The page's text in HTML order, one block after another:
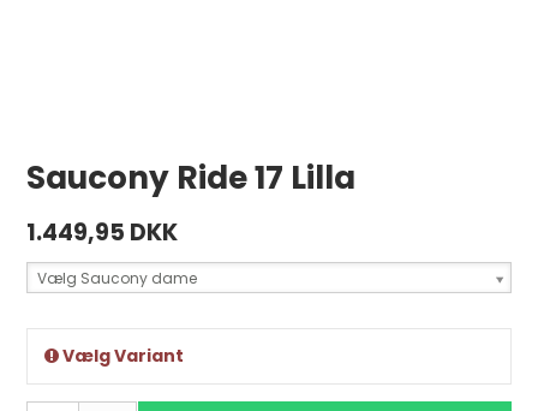
Saucony Ride 17 Lilla
1.449,95 DKK
Vælg Saucony dame
Vælg Variant